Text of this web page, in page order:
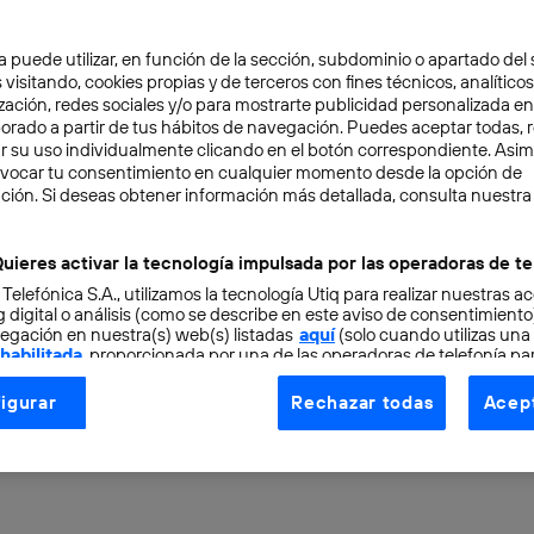
4 min
y las nuevas
futuro prometedor al
puede utilizar, en función de la sección, subdominio o apartado del
visitando, cookies propias y de terceros con fines técnicos,
redes sociales y/o para mostrarte publicidad personalizada
a partir de tus hábitos de navegación. Puedes aceptar todas,
su uso individualmente clicando en el botón correspondiente.
tu consentimiento en cualquier momento desde la opción de
Si deseas obtener información más detallada, consulta nuestra
activar la tecnología impulsada por las operadoras de
S.A., utilizamos la tecnología Utiq para realizar nuestras
digital o análisis (como se describe en este aviso de
en nuestra(s) web(s) listadas aquí(solo cuando utilizas una
, proporcionada por una de las operadoras de telefonía
consentimiento en cada página web).
Utiq está diseñada con la privacidad como prioridad
dirección IP y otra información de la cuenta de cliente de
Rechazar todas